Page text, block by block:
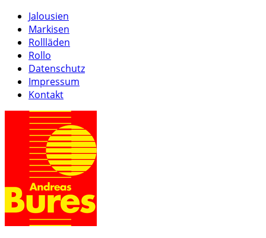
Jalousien
Markisen
Rollläden
Rollo
Datenschutz
Impressum
Kontakt